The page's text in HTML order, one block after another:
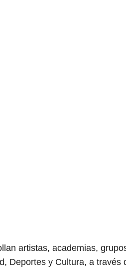
artistas, academias,
Deportes y Cultura, a través